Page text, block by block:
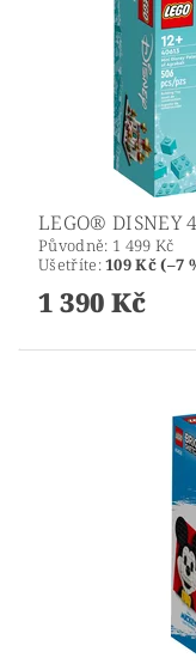
LEGO® DISNEY
Původně: 1 499 Kč
Ušetříte:109 Kč (–7
1 390 Kč